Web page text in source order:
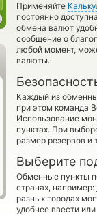
Применяйте
постоянно
обмена валют
сообщение о
любой момент,
валюты.
Каждый из
при этом команда
Использование
пунктах. При
размер резервов и
Выберите
Обменные пункты
странах, например:
разных городах
удобнее ввести